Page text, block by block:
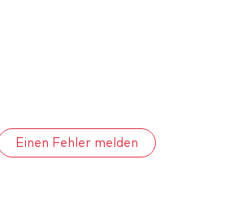
Einen Fehler melden